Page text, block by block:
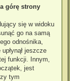
górę strony
się w widoku
go na samą
odnośnika,
jeszcze
funkcji. Innym,
jest
tym